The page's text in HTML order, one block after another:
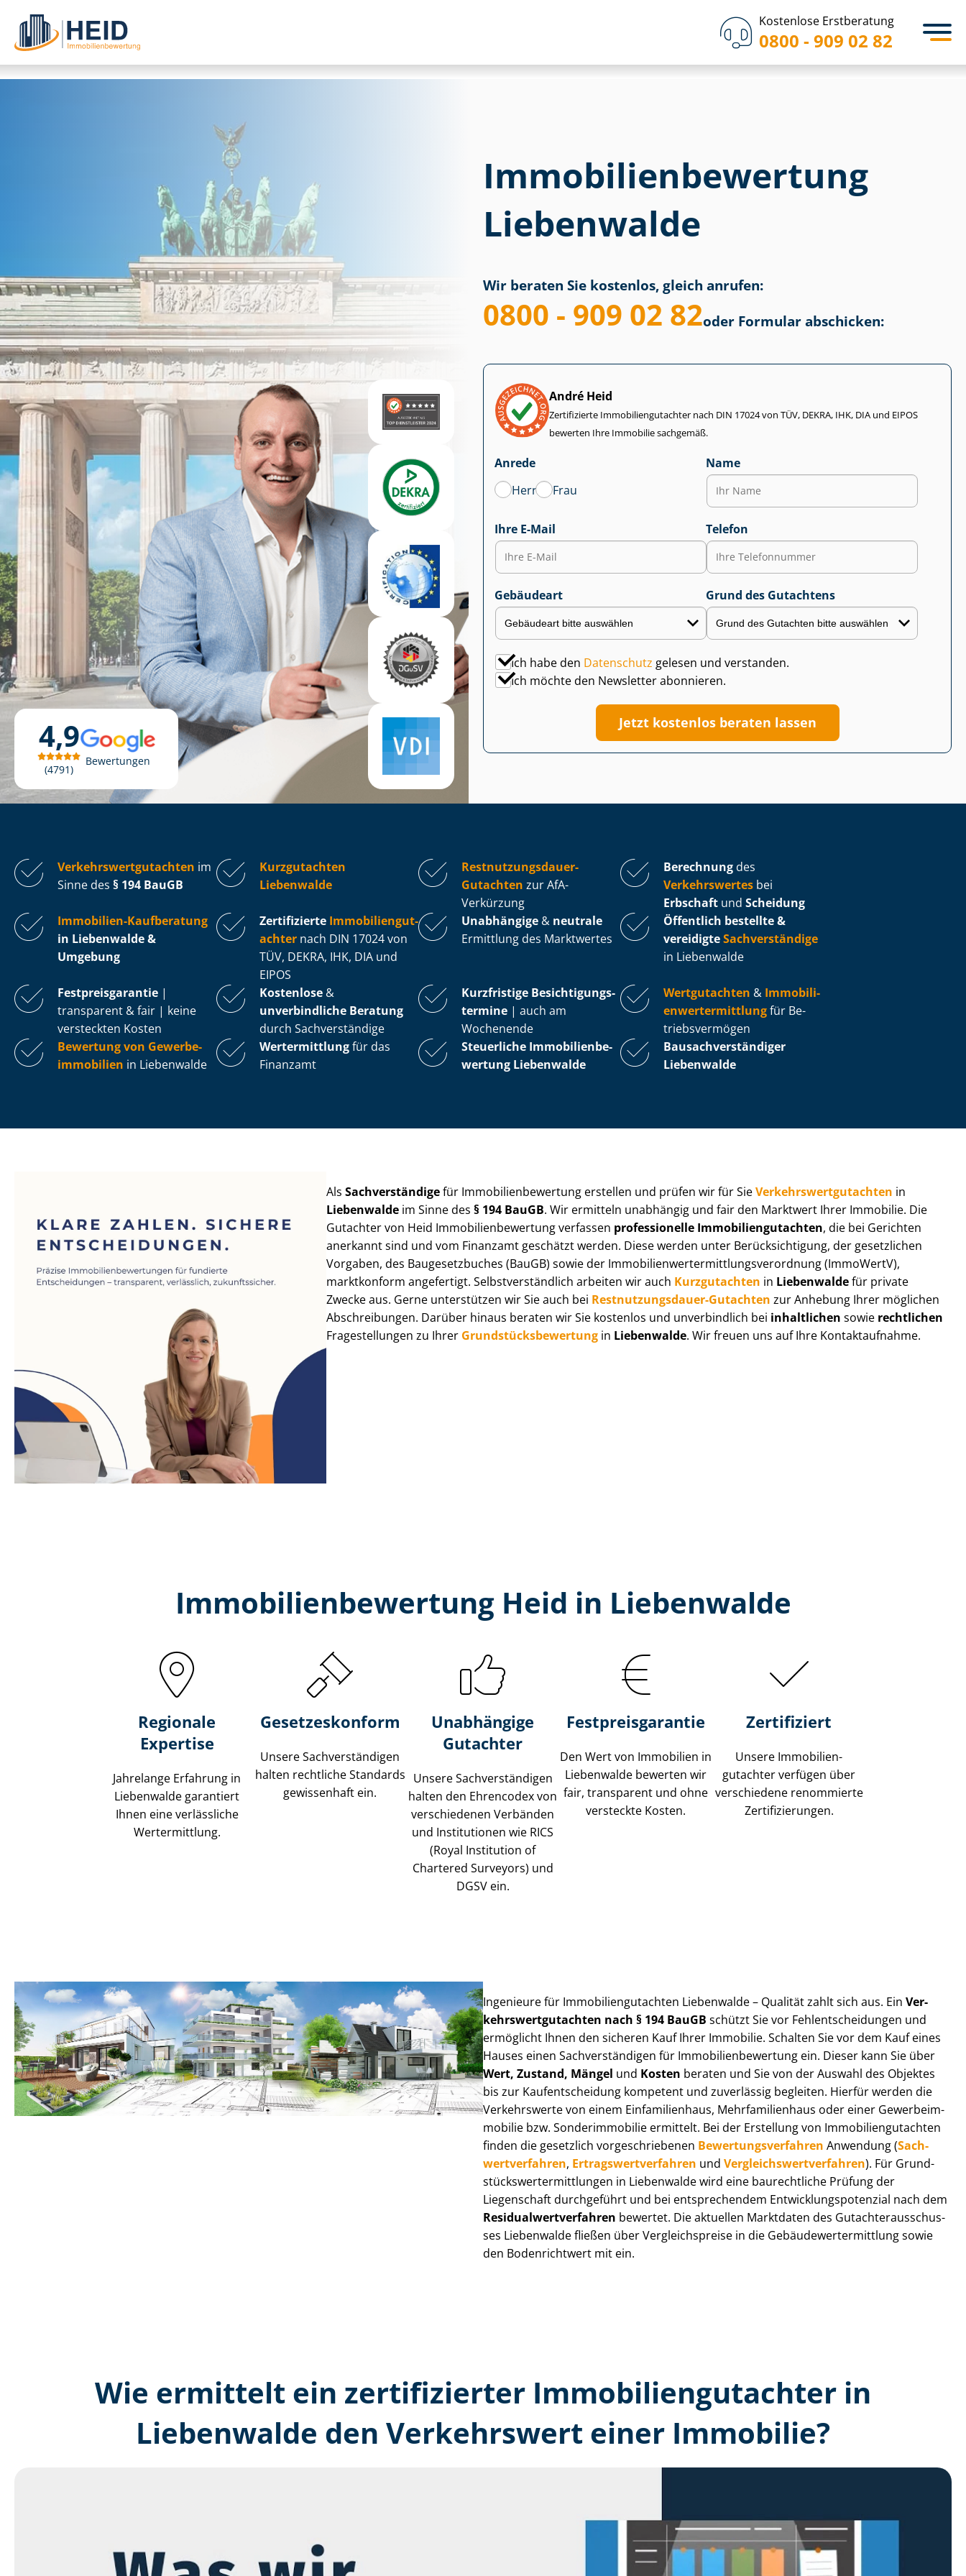
Kostenlose Erstberatung
0800 - 909 02 82
4,9
4791
Bewertungen
Immobilien­bewertung
Liebenwalde
Wir beraten Sie kostenlos, gleich anrufen:
0800 - 909 02 82oder Formular abschicken:
André Heid
Zertifizierte Im­mo­bi­li­en­gut­ach­ter nach DIN 17024 von TÜV, DEKRA, IHK, DIA und EIPOS
bewerten Ihre Immobilie sachgemäß.
Anrede
Herr
Frau
Name
Ihre E-Mail Telefon
Gebäudeart Grund des Gutachtens
Ich habe den Datenschutz gelesen und verstanden.
Ich möchte den Newsletter abonnieren.
Jetzt kostenlos beraten lassen
Ver­kehrs­wert­gut­ach­ten im
Sinne des § 194 BauGB
Kurzgutachten
Liebenwalde
Rest­nut­zungs­dau­er-
Gutachten zur AfA-
Verkürzung
Berechnung des
Verkehrswertes bei
Erbschaft und Scheidung
Immobilien-Kaufberatung
in Liebenwalde &
Umgebung
Zertifizierte Im­mo­bi­li­en­gut­
ach­ter nach DIN 17024 von
TÜV, DEKRA, IHK, DIA und
EIPOS
Unabhängige & neutrale
Ermittlung des Marktwertes
Öffentlich bestellte &
vereidigteSachverständige
in Liebenwalde
Fest­preis­ga­ran­tie |
transparent & fair | keine
versteckten Kosten
Kostenlose &
unverbindliche Beratung
durch Sachverständige
Kurzfristige Be­sich­ti­gungs­
ter­mi­ne | auch am
Wochenende
Wertgutachten & Im­mo­bi­li­
en­wert­ermitt­lungfür Be­
triebs­ver­mö­gen
Bewertung von Ge­wer­be­
im­mo­bi­li­en in Liebenwalde
Wertermittlungfür das
Finanzamt
Steuerliche Im­mo­bi­li­en­be­
wer­tung Liebenwalde
Bau­sach­ver­stän­di­ger
Liebenwalde
AlsSachverständigefür Im­mo­bi­li­en­be­wer­tung erstellen und prüfen wir für SieVer­kehrs­wert­gut­ach­ten in
Liebenwalde im Sinne des§ 194 BauGB. Wir ermitteln unabhängig und fair den Marktwert Ihrer Immobilie. Die
Gutachter von Heid Im­mo­bi­li­en­be­wer­tung verfassen professionelle Im­mo­bi­li­en­gut­ach­ten, die bei Gerichten
anerkannt sind und vom Finanzamt geschätzt werden. Diese werden unter Be­rück­sich­ti­gung, der gesetzlichen
Vorgaben, des Baugesetzbuches (BauGB) sowie der Im­mo­bi­li­en­wert­ermitt­lungs­ver­ord­nung (ImmoWertV),
marktkonform angefertigt. Selbst­ver­ständ­lich arbeiten wir auch Kurzgutachten in Liebenwaldefür private
Zwecke aus. Gerne unterstützen wir Sie auch bei Rest­nut­zungs­dau­er-Gutachten zur Anhebung Ihrer möglichen
Abschreibungen. Darüber hinaus beraten wir Sie kostenlos und unverbindlich bei inhaltlichen sowie rechtlichen
Fragestellungen zu Ihrer Grund­stücks­be­wer­tung in Liebenwalde. Wir freuen uns auf Ihre Kontaktaufnahme.
Immobilien­bewertung Heid in Liebenwalde
Regionale
Expertise
Jahrelange Erfahrung in
Liebenwalde garantiert
Ihnen eine verlässliche
Wertermittlung.
Gesetzes­konform
Unsere Sach­ver­stän­di­gen
halten rechtliche Standards
gewissenhaft ein.
Unabhängige
Gutachter
Unsere Sach­ver­stän­di­gen
halten den Ehrencodex von
verschiedenen Verbänden
und Institutionen wie RICS
(Royal Institution of
Chartered Surveyors) und
DGSV ein.
Festpreis​garantie
Den Wert von Immobilien in
Liebenwalde bewerten wir
fair, transparent und ohne
versteckte Kosten.
Zertifiziert
Unsere Immobilien­
gutachter verfügen über
verschiedene renommierte
Zer­ti­fi­zie­run­gen.
Ingenieure für Im­mo­bi­li­en­gut­ach­ten Liebenwalde – Qualität zahlt sich aus. Ein Ver­
kehrs­wert­gut­ach­ten nach § 194 BauGB schützt Sie vor Fehl­ent­schei­dun­gen und
ermöglicht Ihnen den sicheren Kauf Ihrer Immobilie. Schalten Sie vor dem Kauf eines
Hauses einen Sach­ver­stän­di­gen für Im­mo­bi­li­en­be­wer­tung ein. Dieser kann Sie über
Wert, Zustand, Mängel und Kosten beraten und Sie von der Auswahl des Objektes
bis zur Kauf­ent­schei­dung kompetent und zuverlässig begleiten. Hierfür werden die
Verkehrswerte von einem Einfamilienhaus, Mehr­fa­mi­li­en­haus oder einer Ge­wer­be­im­
mo­bi­lie bzw. Sonderimmobilie ermittelt. Bei der Erstellung von Im­mo­bi­li­en­gut­ach­ten
finden die gesetzlich vor­ge­schrie­be­nen Be­wer­tungs­ver­fah­ren Anwendung (Sach­
wert­ver­fah­ren, Er­trags­wert­ver­fah­ren und Ver­gleichs­wert­ver­fah­ren). Für Grund­
stücks­wert­ermitt­lun­gen in Liebenwalde wird eine baurechtliche Prüfung der
Liegenschaft durchgeführt und bei entsprechendem Ent­wick­lungs­po­ten­zi­al nach dem
Re­si­du­al­wert­ver­fah­ren bewertet. Die aktuellen Marktdaten des Gut­ach­ter­aus­schus­
ses Liebenwalde fließen über Ver­gleichs­prei­se in die Ge­bäu­de­wert­ermitt­lung sowie
den Bodenrichtwert mit ein.
Wie ermittelt ein zertifizierter Immobilien­gutachter in
Liebenwalde den Verkehrswert einer Immobilie?